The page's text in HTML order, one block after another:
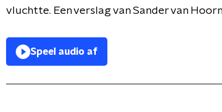
vluchtte. Een verslag van Sander van
Speel audio af